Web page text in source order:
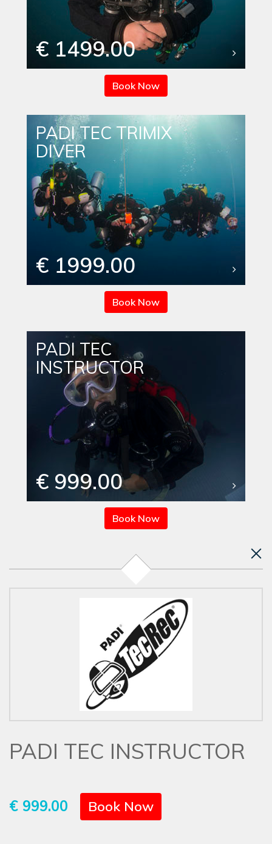
€ 1499.00
Book Now
PADI TEC TRIMIX
DIVER
€ 1999.00
Book Now
PADI TEC
INSTRUCTOR
€ 999.00
Book Now
PADI TEC INSTRUCTOR
€ 999.00 Book Now